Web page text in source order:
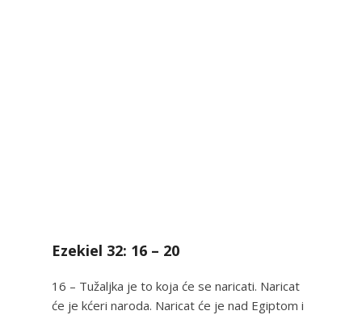
Ezekiel 32: 16 – 20
16 – Tužaljka je to koja će se naricati. Naricat
će je kćeri naroda. Naricat će je nad Egiptom i